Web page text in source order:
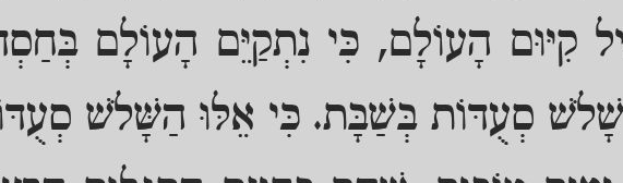
קִיּוּם הָעוֹלָם, כִּי נִתְקַיֵּם הָעוֹלָם
שָׁלֹשׁ סְעֻדּוֹת בְּשַׁבָּת. כִּי אֵלּוּ הַשָּׁלֹשׁ